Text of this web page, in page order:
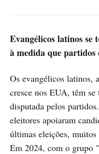
Evangélicos latinos
à medida que partidos
Os evangélicos latinos,
cresce nos EUA, têm
disputada pelos
eleitores apoiaram
últimas eleições,
Em 2024, com o grupo